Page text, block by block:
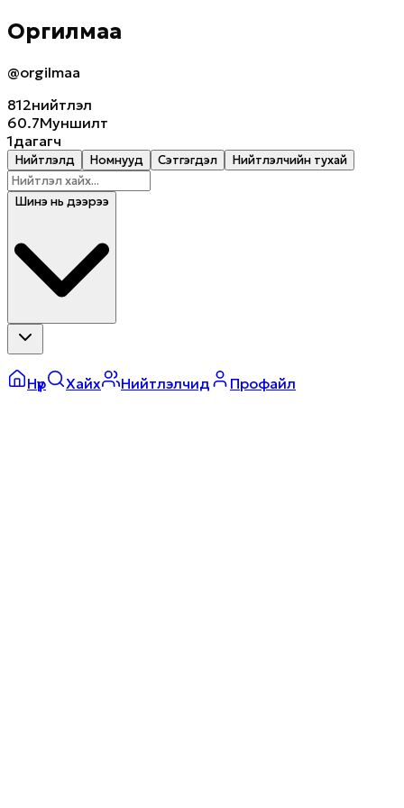
Оргилмаа
@orgilmaa
812нийтлэл
60.7Mуншилт
1дагагч
Нийтлэлүүд Номнууд Сэтгэгдэл Нийтлэлчийн тухай
Шинэ нь дээрээ
Нүүр Хайх Нийтлэлчид Профайл